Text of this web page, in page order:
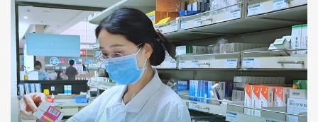
专家坐诊 咨询挂号
门诊就诊指南 特色诊疗
医院布局 医保服务